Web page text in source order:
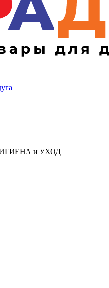
и УХОД